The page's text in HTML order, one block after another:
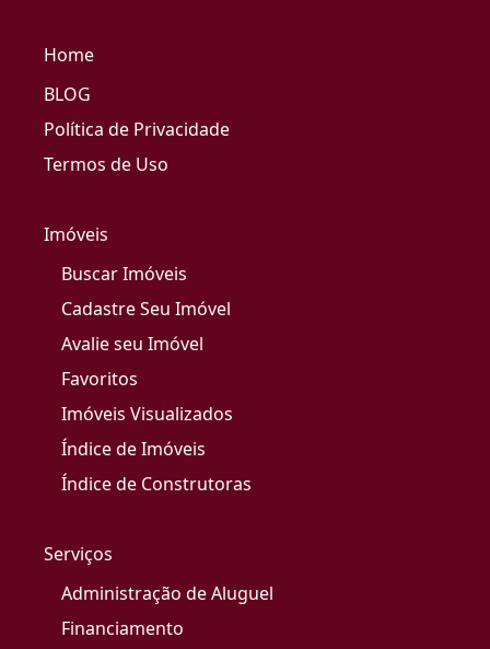
Home
BLOG
Política de Privacidade
Termos de Uso
Imóveis
Buscar Imóveis
Cadastre Seu Imóvel
Avalie seu Imóvel
Favoritos
Imóveis Visualizados
Índice de Imóveis
Índice de Construtoras
Serviços
Administração de Aluguel
Financiamento